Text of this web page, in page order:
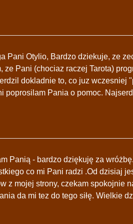
Pani Otylio, Bardzo dziekuje, ze
ze Pani (chociaz raczej Tarota)
dokladnie to, co juz wczesniej
poprosilam Pania o pomoc.
Panią - bardzo dziękuję za
co mi Pani radzi .Od dzisiaj
z mojej strony, czekam spokojnie
da mi tez do tego siłę. Wielkie